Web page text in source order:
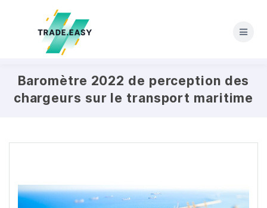
Baromètre 2022 de perception des
chargeurs sur le transport maritime